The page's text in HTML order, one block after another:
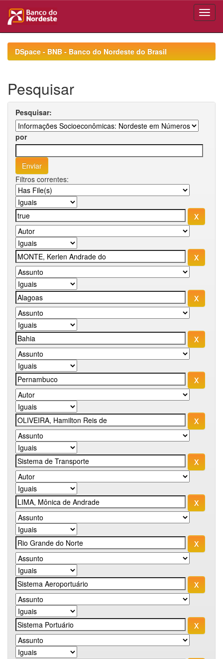
navigationDSpace - BNB - Banco do Nordeste do Brasil
Pesquisar
Pesquisar:
por
Filtros correntes: